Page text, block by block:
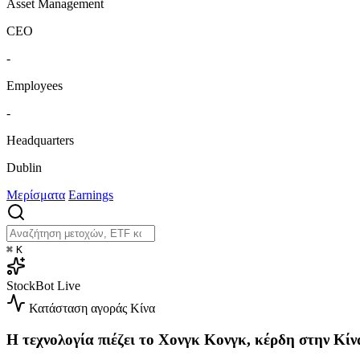
Asset Management
CEO
-
Employees
-
Headquarters
Dublin
Μερίσματα Earnings
⌘ K
StockBot Live
Κατάσταση αγοράς Κίνα
Η τεχνολογία πιέζει το Χονγκ Κονγκ, κέρδη στην